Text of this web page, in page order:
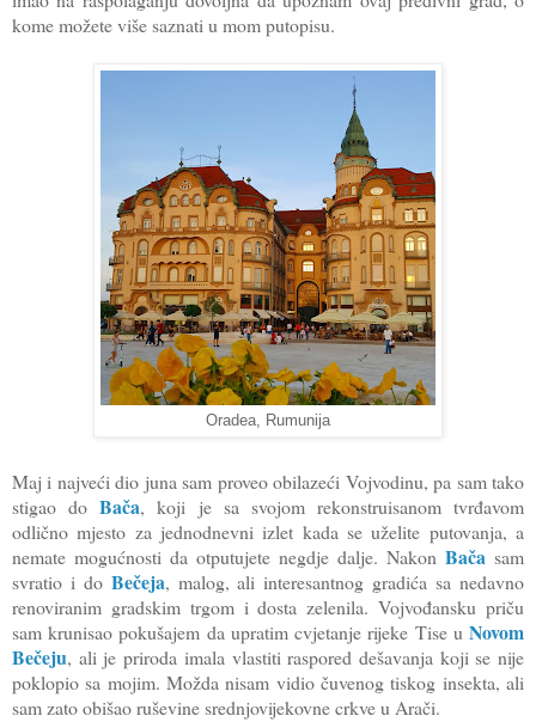
kome možete više saznati u mom putopisu.
Oradea, Rumunija
Maj i najveći dio juna sam proveo obilazeći Vojvodinu, pa sam tako
stigao doBača, koji je sa svojom rekonstruisanom tvrđavom
odlično mjesto za jednodnevni izlet kada se uželite putovanja, a
nemate mogućnosti da otputujete negdje dalje. Nakon Bača sam
svratio i do Bečeja, malog, ali interesantnog gradića sa nedavno
renoviranim gradskim trgom i dosta zelenila. Vojvođansku priču
sam krunisao pokušajem da upratim cvjetanje rijeke Tise u Novom
Bečeju, ali je priroda imala vlastiti raspored dešavanja koji se nije
poklopio sa mojim. Možda nisam vidio čuvenog tiskog insekta, ali
sam zato obišao ruševine srednjovijekovne crkve u Arači.